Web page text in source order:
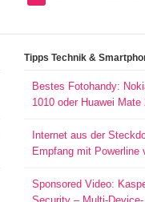
Tipps Technik &
Bestes Fotohandy:
1010 oder Huawei Mate
Internet aus der
Empfang mit Powerline
Sponsored Video: